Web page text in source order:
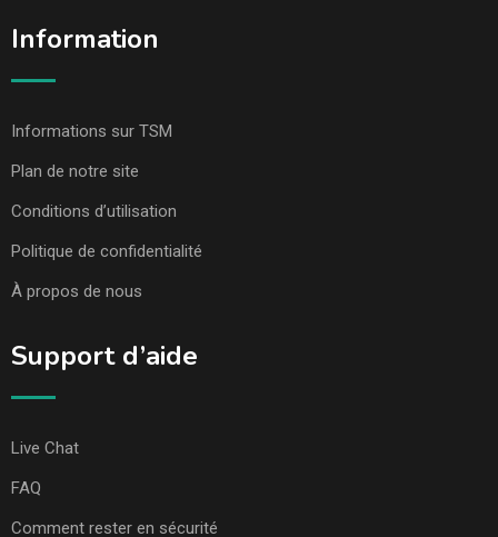
Information
Informations sur TSM
Plan de notre site
Conditions d’utilisation
Politique de confidentialité
À propos de nous
Support d’aide
Live Chat
FAQ
Comment rester en sécurité